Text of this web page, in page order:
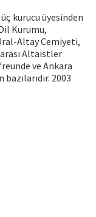
kurucu üyesinden
Kurumu,
Altay Cemiyeti,
Altaistler
ve Ankara
2003